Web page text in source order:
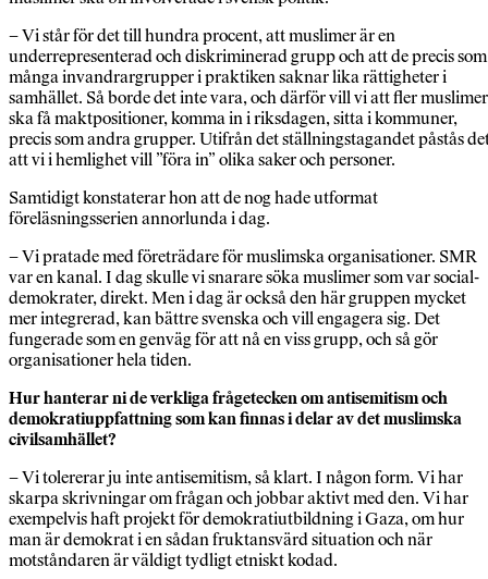
– Vi står för det till hundra procent, att muslimer är en
underrepresenterad och diskriminerad grupp och att de precis som
många invandrargrupper i praktiken saknar lika rättigheter i
samhället. Så borde det inte vara, och därför vill vi att fler muslimer
ska få maktpositioner, komma in i riksdagen, sitta i kommuner,
precis som andra grupper. Utifrån det ställningstagandet påstås
att vi i hemlighet vill ”föra in” olika saker och personer.
Samtidigt konstaterar hon att de nog hade utformat
föreläsningsserien annorlunda i dag.
– Vi pratade med företrädare för muslimska organisationer. SMR
var en kanal. I dag skulle vi snarare söka muslimer som var social­
demokrater, direkt. Men i dag är också den här gruppen mycket
mer integrerad, kan bättre svenska och vill engagera sig. Det
fungerade som en genväg för att nå en viss grupp, och så gör
organisationer hela tiden.
Hur hanterar ni de verkliga frågetecken om antisemitism och
demokratiuppfattning som kan finnas i delarav det muslimska
civilsamhället?
– Vi tolererar ju inte antisemitism, så klart. I någon form. Vi har
skarpa skrivningar om frågan och jobbar aktivt med den. Vi har
exempelvis haft projekt för demokratiutbildning i Gaza, om hur
man är demokrat i en sådan fruktansvärd situation och när
motståndaren är väldigt tydligt etniskt kodad.